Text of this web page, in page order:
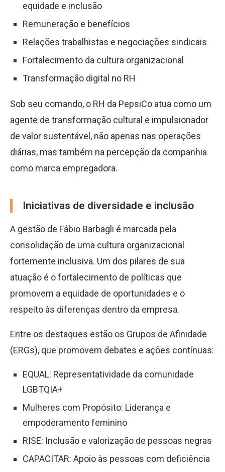
equidade e inclusão
Remuneração e benefícios
Relações trabalhistas e negociações sindicais
Fortalecimento da cultura organizacional
Transformação digital no RH
Sob seu comando, o RH da PepsiCo atua como um
agente de transformação cultural e impulsionador
de valor sustentável, não apenas nas operações
diárias, mas também na percepção da companhia
como marca empregadora.
Iniciativas de diversidade e inclusão
A gestão de Fábio Barbagli é marcada pela
consolidação de uma cultura organizacional
fortemente inclusiva. Um dos pilares de sua
atuação é o fortalecimento de políticas que
promovem a equidade de oportunidades e o
respeito às diferenças dentro da empresa.
Entre os destaques estão os Grupos de Afinidade
(ERGs), que promovem debates e ações contínuas:
EQUAL: Representatividade da comunidade
LGBTQIA+
Mulheres com Propósito: Liderança e
empoderamento feminino
RISE: Inclusão e valorização de pessoas negras
CAPACITAR: Apoio às pessoas com deficiência